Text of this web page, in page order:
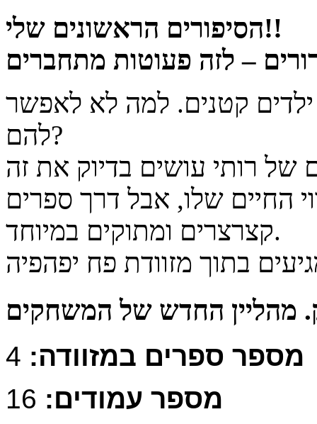
הסיפורים הראשונים שלי!!
ילדים קטנים. למה לא לאפשר
להם?
החיים שלו, אבל דרך ספרים
קצרצרים ומתוקים במיוחד.
מהליין החדש של המשחקים
מספר ספרים במזוודה:
מספר עמודים: